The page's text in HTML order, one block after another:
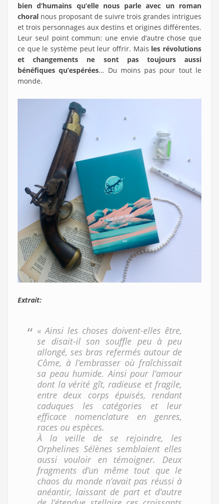
bien d’humains qu’elle nous parle avec un roman
choral nous proposant de suivre trois grandes intrigues
et trois personnages aux destins et origines différentes.
Leur seul point commun: une envie d’autre chose que
ce que le système peut leur offrir. Mais les révolutions
et changements ne sont pas toujours aussi
bénéfiques qu’espérées… Du moins pas pour tout le
monde.
Extrait:
« Ainsi les choses doivent-elles être,
se disait-il son souffle peu à peu
allongé, ses bras refermés autour de
Côme, à l’embrasser où fraîchissait
sa peau humide. Ainsi pour l’amour
dont la vérité gît, radieuse et fragile,
entre deux corps épuisés, rendant
caduques les catégories et leur
efficace nomenclature en genres,
races ou espèces.
À la veille de se rejoindre, les
Orphelines Sélènes semblaient elles
aussi vouloir en témoigner. Deux
fragments d’un même tout que le
chaos du monde n’avait pas réussi à
anéantir, laissant de part et d’autre